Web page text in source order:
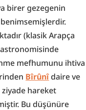
birer gezegenin
(klasik Arapça
mefhumunu ihtiva
Bîrûnî daire ve
hareket
Bu düşünüre